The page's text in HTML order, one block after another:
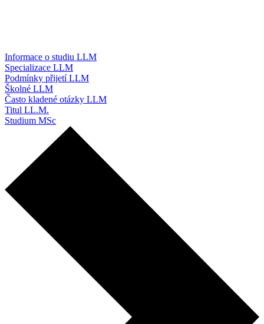
Informace o studiu LLM
Specializace LLM
Podmínky přijetí LLM
Školné LLM
Často kladené otázky LLM
Titul LL.M.
Studium MSc